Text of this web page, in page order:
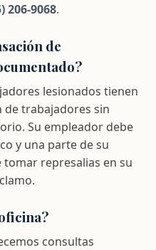
206-9068.
de
lesionados tienen
de trabajadores sin
Su empleador debe
y una parte de su
represalias en su
consultas